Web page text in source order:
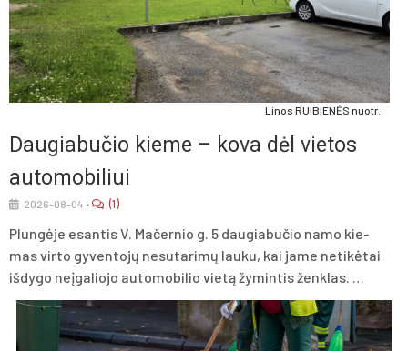
Li­nos RUI­BIE­NĖS nuo­tr.
Dau­gia­bu­čio kie­me – ko­va dėl vie­tos
au­to­mo­bi­liui
2026-08-04 • (1)
Plun­gė­je esan­tis V. Ma­čer­nio g. 5 dau­gia­bu­čio na­mo kie­
mas vir­to gy­ven­to­jų ne­su­ta­ri­mų lau­ku, kai ja­me ne­ti­kė­tai
iš­dy­go neį­ga­lio­jo au­to­mo­bi­lio vie­tą žy­min­tis ženk­las. …